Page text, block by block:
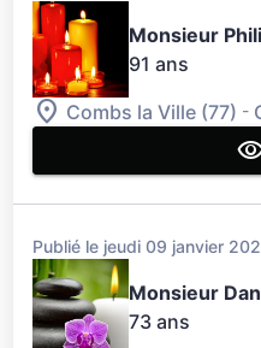
Monsieur
91 ans
Combs la Ville (77) -
Publié le jeudi 09 janvier
Monsieur
73 ans